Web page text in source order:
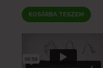
KOSÁRBA TESZEM